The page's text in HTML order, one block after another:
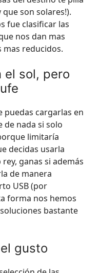
que son solares!).
fue clasificar las
nos dan mas
mas reducidos.
el sol, pero
cargarlas en
de nada si solo
limitaría
decidas usarla
ganas si además
de manera
USB (por
forma nos hemos
bastante
gusto